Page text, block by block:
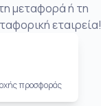
μεταφορά ή τη
εταιρεία!
προσφοράς